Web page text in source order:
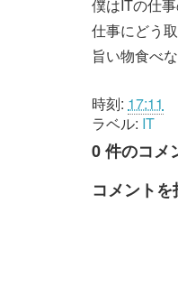
僕はITの仕
仕事にどう
旨い物食べ
時刻: 17:11
ラベル: IT
0 件のコメ
コメントを